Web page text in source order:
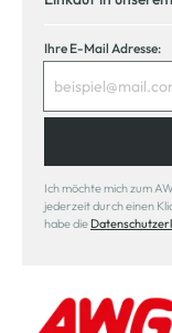
Ihre E-Mail Adresse:
Ich möchte mich zum
jederzeit durch einen
habe die